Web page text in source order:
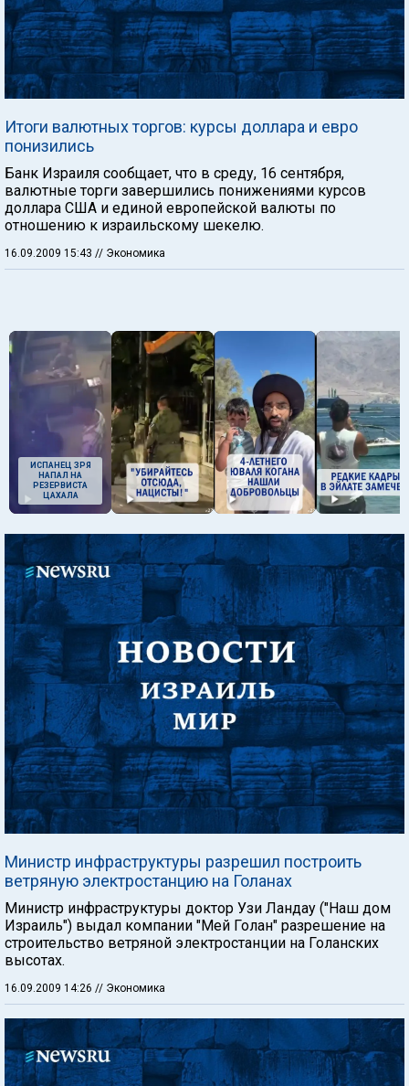
Итоги валютных торгов: курсы доллара и евро
понизились
Банк Израиля сообщает, что в среду, 16 сентября,
валютные торги завершились понижениями курсов
доллара США и единой европейской валюты по
отношению к израильскому шекелю.
16.09.2009 15:43 // Экономика
ИСПАНЕЦ ЗРЯ
НАПАЛ НА
РЕЗЕРВИСТА
ЦАХАЛА
Министр инфраструктуры разрешил построить
ветряную электростанцию на Голанах
Министр инфраструктуры доктор Узи Ландау ("Наш дом
Израиль") выдал компании "Мей Голан" разрешение на
строительство ветряной электростанции на Голанских
высотах.
16.09.2009 14:26 // Экономика